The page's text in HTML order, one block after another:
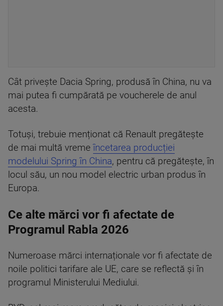
Cât privește Dacia Spring, produsă în China, nu va
mai putea fi cumpărată pe voucherele de anul
acesta.
Totuși, trebuie menționat că Renault pregătește
de mai multă vremeîncetarea producției
modelului Spring în China, pentru că pregătește, în
locul său, un nou model electric urban produs în
Europa.
Ce alte mărci vor fi afectate de
Programul Rabla 2026
Numeroase mărci internaționale vor fi afectate de
noile politici tarifare ale UE, care se reflectă și în
programul Ministerului Mediului.